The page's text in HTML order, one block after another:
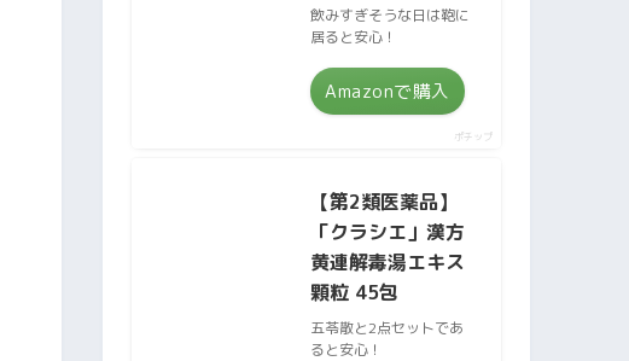
飲みすぎそうな日は鞄に
居ると安心！
Amazonで購入
ポチップ
【第2類医薬品】
「クラシエ」漢方
黄連解毒湯エキス
顆粒 45包
五苓散と2点セットであ
ると安心！